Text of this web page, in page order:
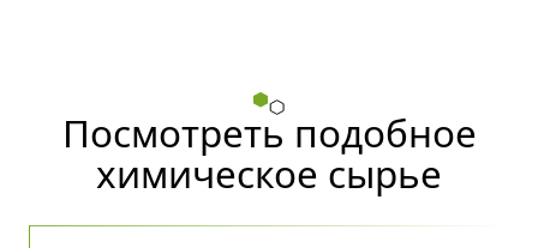
Посмотреть подобное
химическое сырье